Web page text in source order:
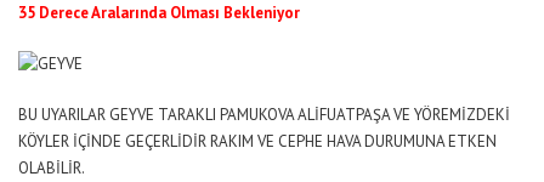
35 Derece Aralarında Olması Bekleniyor
BU UYARILAR GEYVE TARAKLI PAMUKOVA ALİFUATPAŞA VE YÖREMİZDEKİ
KÖYLER İÇİNDE GEÇERLİDİR RAKIM VE CEPHE HAVA DURUMUNA ETKEN
OLABİLİR.